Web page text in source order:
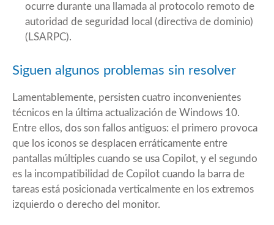
ocurre durante una llamada al protocolo remoto de
autoridad de seguridad local (directiva de dominio)
(LSARPC).
Siguen algunos problemas sin resolver
Lamentablemente, persisten cuatro inconvenientes
técnicos en la última actualización de Windows 10.
Entre ellos, dos son fallos antiguos: el primero provoca
que los iconos se desplacen erráticamente entre
pantallas múltiples cuando se usa Copilot, y el segundo
es la incompatibilidad de Copilot cuando la barra de
tareas está posicionada verticalmente en los extremos
izquierdo o derecho del monitor.